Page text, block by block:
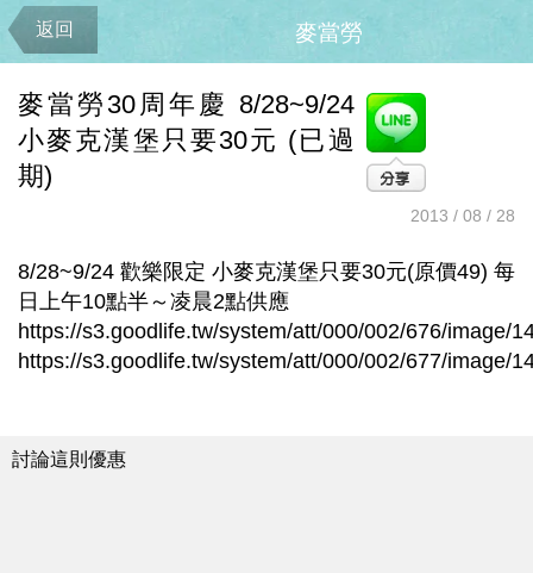
返回 麥當勞
麥當勞30周年慶 8/28~9/24
小麥克漢堡只要30元 (已過
期)
2013 / 08 / 28
8/28~9/24 歡樂限定 小麥克漢堡只要30元(原價49) 每
日上午10點半～凌晨2點供應
https://s3.goodlife.tw/system/att/000/002/676/image/
https://s3.goodlife.tw/system/att/000/002/677/image/
討論這則優惠